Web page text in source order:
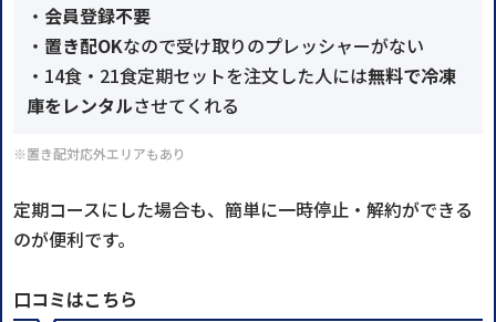
・ 会員登録不要
・ 置き配OKなので受け取りのプレッシャーがない
・14食・21食定期セットを注文した人には無料で冷凍
庫をレンタルさせてくれる
※置き配対応外エリアもあり
定期コースにした場合も、簡単に一時停止・解約ができる
のが便利です。
口コミはこちら